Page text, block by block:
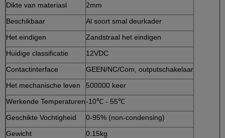
Dikte van materiasl
2mm
Beschikbaar
Al soort smal deurkader
Het eindigen
Zandstraal het eindigen
Huidige classificatie
12VDC
Contactinterface
GEEN/NC/Com, outputschakelaar
Het mechanische leven
500000 keer
Werkende Temperaturen-10℃ - 55℃
Geschikte Vochtigheid
0-95% (non-condensing)
Gewicht
0.15kg